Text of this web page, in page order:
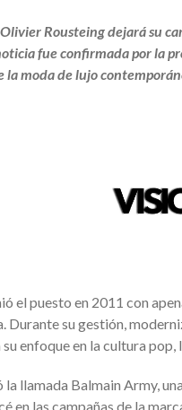
Rousteing dejará su
fue confirmada por la
la moda de lujo
el puesto en 2011 con
Durante su gestión,
enfoque en la cultura
la llamada Balmain Army,
en las campañas de la